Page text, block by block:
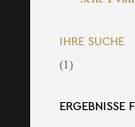
IHRE SUCHE
(1)
ERGEBNISSE